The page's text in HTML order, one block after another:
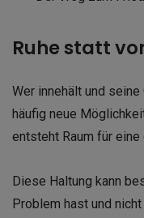
Ruhe statt
Wer innehält und
häufig neue
entsteht Raum für eine
Diese Haltung kann
Problem hast und